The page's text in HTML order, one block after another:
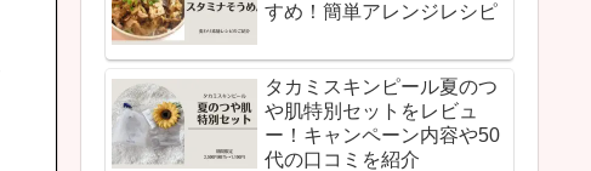
すめ！簡単アレンジレシピ
タカミスキンピール夏のつ
や肌特別セットをレビュ
ー！キャンペーン内容や50
代の口コミを紹介